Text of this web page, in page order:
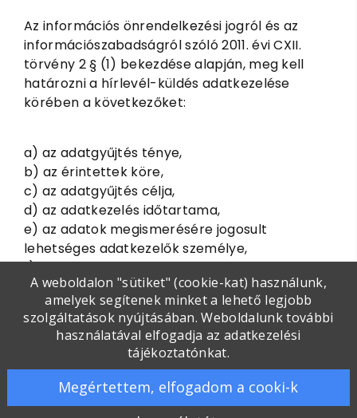
Az információs önrendelkezési jogról és az
információszabadságról szóló 2011. évi CXII.
törvény 2 § (1) bekezdése alapján, meg kell
határozni a hírlevél-küldés adatkezelése
körében a következőket:
a) az adatgyűjtés ténye,
b) az érintettek köre,
c) az adatgyűjtés célja,
d) az adatkezelés időtartama,
e) az adatok megismerésére jogosult
lehetséges adatkezelők személye,
f) az érintettek adatkezeléssel kapcsolatos
jogainak ismertetése.
Az adatkezelés ténye, a kezelt adatok köre:
név, e-mail cím, dátum, időpont.
Az érintettek köre: A hírlevélre feliratkozó
A weboldalon "sütiket" (cookie-kat) használunk,
amelyek segítenek minket a lehető legjobb
szolgáltatások nyújtásában. Weboldalunk további
használatával elfogadja az adatkezelési
tájékoztatónkat.
Megértettem, elfogadom a cooki-k